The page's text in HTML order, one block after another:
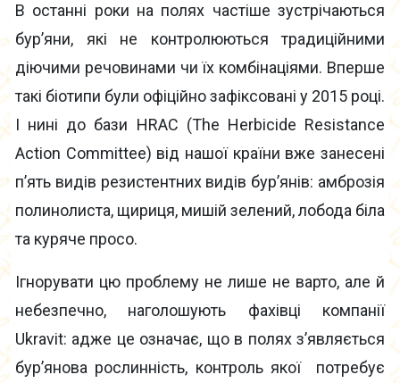
В останні роки на полях частіше зустрічаються
бур’яни, які не контролюються традиційними
діючими речовинами чи їх комбінаціями. Вперше
такі біотипи були офіційно зафіксовані у 2015 році.
І нині до бази HRAC (The Herbicide Resistance
Action Committee) від нашої країни вже занесені
п’ять видів резистентних видів бур’янів: амброзія
полинолиста, щириця, мишій зелений, лобода біла
та куряче просо.
Ігнорувати цю проблему не лише не варто, але й
небезпечно, наголошують фахівці компанії
Ukravit: адже це означає, що в полях з’являється
бур’янова рослинність, контроль якої потребує